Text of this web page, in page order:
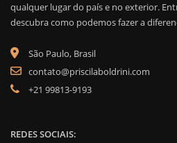
qualquer lugar do país e no exterior.
descubra como podemos fazer a
São Paulo, Brasil
contato@priscilaboldrini.com
+21 99813-9193
REDES SOCIAIS: